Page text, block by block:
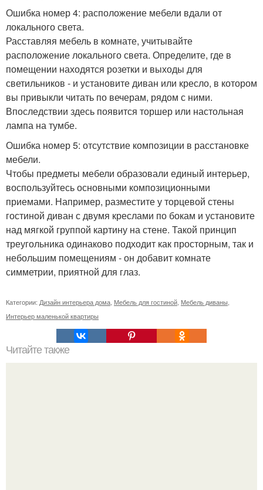
Ошибка номер 4: расположение мебели вдали от
локального света.
Расставляя мебель в комнате, учитывайте
расположение локального света. Определите, где в
помещении находятся розетки и выходы для
светильников - и установите диван или кресло, в котором
вы привыкли читать по вечерам, рядом с ними.
Впоследствии здесь появится торшер или настольная
лампа на тумбе.
Ошибка номер 5: отсутствие композиции в расстановке
мебели.
Чтобы предметы мебели образовали единый интерьер,
воспользуйтесь основными композиционными
приемами. Например, разместите у торцевой стены
гостиной диван с двумя креслами по бокам и установите
над мягкой группой картину на стене. Такой принцип
треугольника одинаково подходит как просторным, так и
небольшим помещениям - он добавит комнате
симметрии, приятной для глаз.
Категории: Дизайн интерьера дома Мебель для гостиной Мебель диваны
Интерьер маленькой квартиры
Читайте также